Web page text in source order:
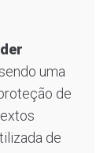
uma
de
de